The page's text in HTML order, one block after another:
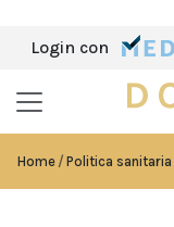
Login con
Home Politica sanitaria